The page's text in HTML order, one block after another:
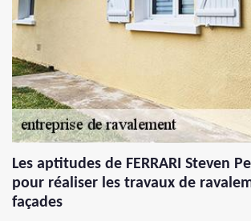
Les aptitudes de FERRARI Steven
pour réaliser les travaux de
façades